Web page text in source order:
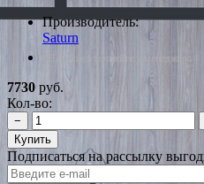
Производитель:
Saturn
*Наличие уточняйте у менеджера
7730 руб.
Кол-во:
−
Купить
Подписаться на рассылку